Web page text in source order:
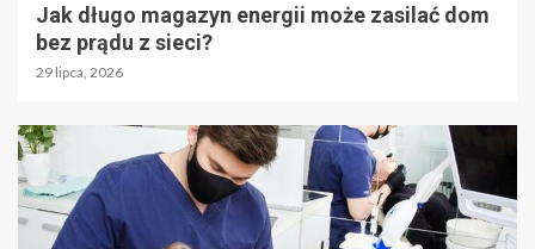
Jak długo magazyn energii może zasilać dom
bez prądu z sieci?
29 lipca, 2026